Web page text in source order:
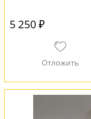
5 250 ₽